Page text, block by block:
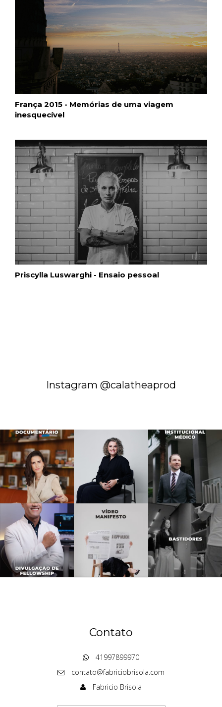
França 2015 - Memórias de uma viagem
inesquecível
Priscylla Luswarghi - Ensaio pessoal
Instagram @calatheaprod
Contato
41997899970
contato@fabriciobrisola.com
Fabricio Brisola